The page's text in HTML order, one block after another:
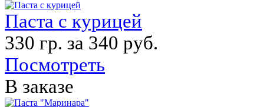
Паста с курицей
330 гр. за 340 руб.
Посмотреть
В заказе